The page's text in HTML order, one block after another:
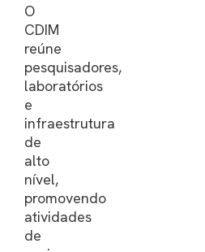
O
CDIM
reúne
pesquisadores,
laboratórios
e
infraestrutura
de
alto
nível,
promovendo
atividades
de